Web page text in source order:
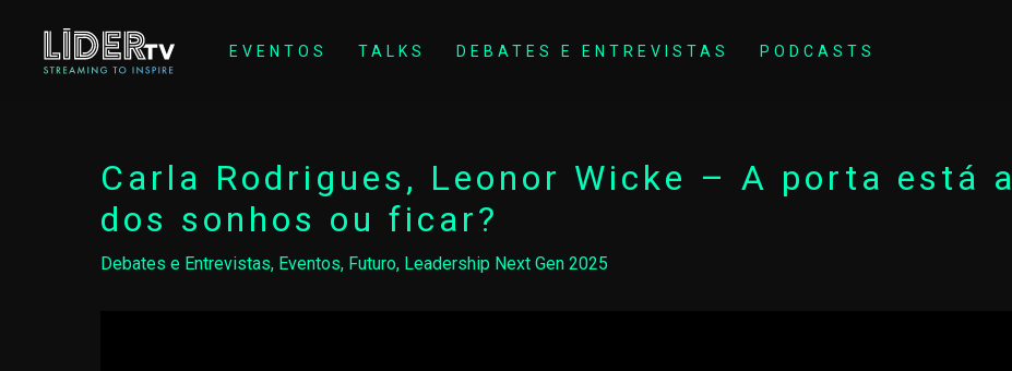
EVENTOS TALKS DEBATES E ENTREVISTAS PODCASTS
Carla Rodrigues, Leonor Wicke – A porta está
dos sonhos ou ficar?
Debates e Entrevistas, Eventos, Futuro, Leadership Next Gen 2025